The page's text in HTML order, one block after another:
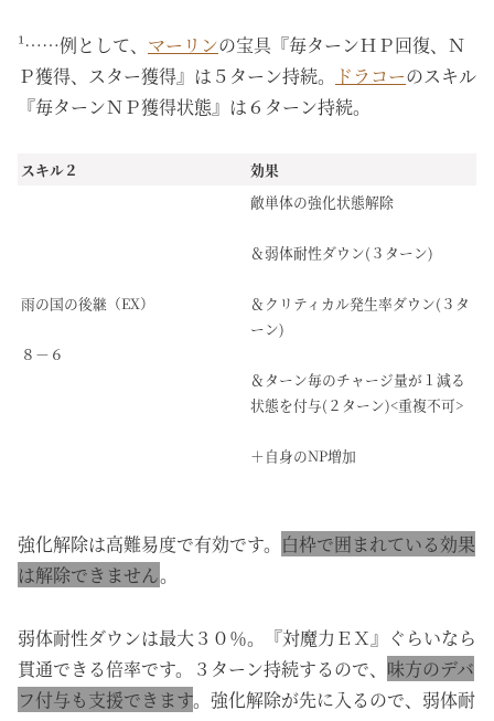
¹……例として、 マーリンの宝具『毎ターンＨＰ回復、Ｎ
Ｐ獲得、スター獲得』は５ターン持続。
ドラコーのスキル
『毎ターンＮＰ獲得状態』は６ターン持続。
スキル２ 効果
雨の国の後継（EX）
８－６
敵単体の強化状態解除
＆弱体耐性ダウン(３ターン)
＆クリティカル発生率ダウン(３タ
ーン)
＆ターン毎のチャージ量が１減る
状態を付与(２ターン)<重複不可>
＋自身のNP増加
強化解除は高難易度で有効です。 白枠で囲まれている効果
は解除できません。
弱体耐性ダウンは最大３０％。『対魔力ＥＸ』ぐらいなら
貫通できる倍率です。３ターン持続するので、 味方のデバ
フ付与も支援できます。強化解除が先に入るので、弱体耐